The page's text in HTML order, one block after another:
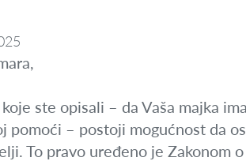
ste opisali – da Vaša majka
pomoći – postoji mogućnost da
To pravo uređeno je Zakonom